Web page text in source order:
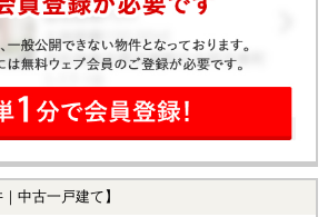
中古一戸建て】